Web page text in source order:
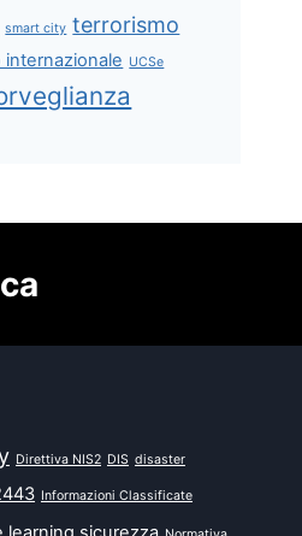
smart city terrorismo
UCSe
Direttiva NIS2 DIS disaster
Informazioni Classificate